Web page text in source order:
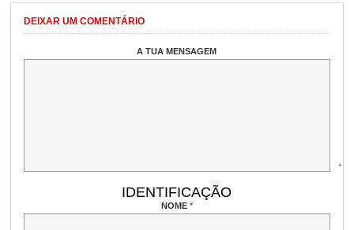
DEIXAR UM COMENTÁRIO
A TUA MENSAGEM
IDENTIFICAÇÃO
NOME *